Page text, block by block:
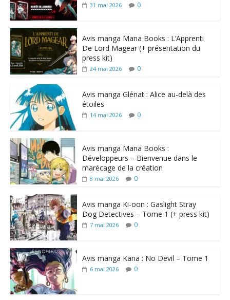
31 mai 2026 0
Avis manga Mana Books : L’Apprenti
De Lord Magear (+ présentation du
press kit)
24 mai 2026 0
Avis manga Glénat : Alice au-delà des
étoiles
14 mai 2026 0
Avis manga Mana Books :
Développeurs – Bienvenue dans le
marécage de la création
8 mai 2026 0
Avis manga Ki-oon : Gaslight Stray
Dog Detectives – Tome 1 (+ press kit)
7 mai 2026 0
Avis manga Kana : No Devil – Tome 1
6 mai 2026 0